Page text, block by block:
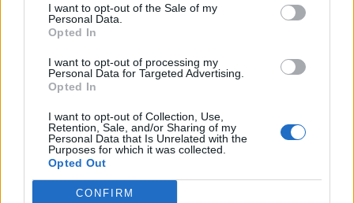
I want to opt-out of the Sale of my
Personal Data.
Opted In
I want to opt-out of processing my
Personal Data for Targeted Advertising.
Opted In
I want to opt-out of Collection, Use,
Retention, Sale, and/or Sharing of my
Personal Data that Is Unrelated with the
Purposes for which it was collected.
Opted Out
CONFIRM
Schermo misurato diagonalmente come un rettangolo intero
senza tenere conto degli angoli arrotondati. L’area visibile effettiva è
più piccola a causa degli angoli arrotondati e del foro della
fotocamera
Può differire in base al modello, mercato, coloreLo spazio di